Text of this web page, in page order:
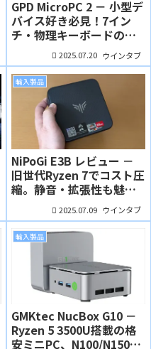
GPD MicroPC 2 － 小型デ
バイス好き必見！7イン
チ・物理キーボードのつ
いたUMPC2025.07.20 ウインタブ
輸入製品
NiPoGi E3B レビュー －
旧世代Ryzen 7でコスト圧
縮。静音・拡張性も魅力
の格安ミニPC
2025.07.09 ウインタブ
輸入製品
GMKtec NucBox G10 －
Ryzen 5 3500U搭載の格
安ミニPC、N100/N150よ